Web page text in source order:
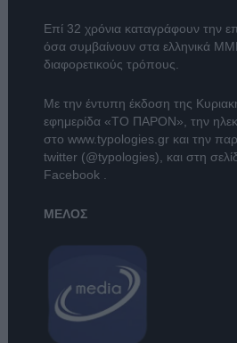
Επί 32 χρόνια καταγράφουν την
όσα συμβαίνουν στα ελληνικά
διαφορετικούς τρόπους.
Με την έντυπη έκδοση της
εφημερίδα «ΤΟ ΠΑΡΟΝ» , την
στο www.typologies.grκαι την
twitter (@typologies) , και στη
Facebook
ΜΕΛΟΣ